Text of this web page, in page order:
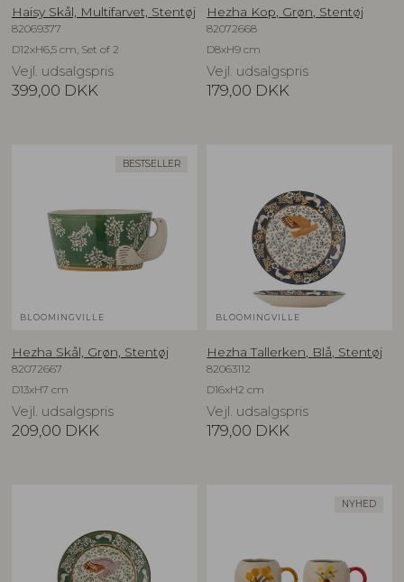
Haisy Skål, Multifarvet, Stentøj
82069377
D12xH6,5 cm, Set of 2
Vejl. udsalgspris
399,00 DKK
Hezha Kop, Grøn, Stentøj
82072668
D8xH9 cm
Vejl. udsalgspris
179,00 DKK
BESTSELLER
BLOOMINGVILLE
Hezha Skål, Grøn, Stentøj
82072667
D13xH7 cm
Vejl. udsalgspris
209,00 DKK
BLOOMINGVILLE
Hezha Tallerken, Blå, Stentøj
82063112
D16xH2 cm
Vejl. udsalgspris
179,00 DKK
NYHED